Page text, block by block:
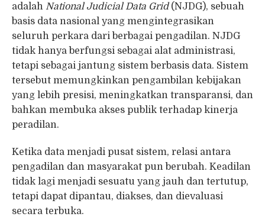
adalah National Judicial Data Grid(NJDG), sebuah
basis data nasional yang mengintegrasikan
seluruh perkara dari berbagai pengadilan. NJDG
tidak hanya berfungsi sebagai alat administrasi,
tetapi sebagai jantung sistem berbasis data. Sistem
tersebut memungkinkan pengambilan kebijakan
yang lebih presisi, meningkatkan transparansi, dan
bahkan membuka akses publik terhadap kinerja
peradilan.
Ketika data menjadi pusat sistem, relasi antara
pengadilan dan masyarakat pun berubah. Keadilan
tidak lagi menjadi sesuatu yang jauh dan tertutup,
tetapi dapat dipantau, diakses, dan dievaluasi
secara terbuka.